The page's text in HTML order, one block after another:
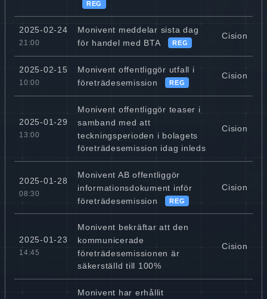
REG
2025-02-24
21:00
Monivent meddelar sista dag
för handel med BTA
REG
Cision
2025-02-15
10:00
Monivent offentliggör utfall i
företrädesemission
REG
Cision
2025-01-29
13:00
Monivent offentliggör teaser i
samband med att
teckningsperioden i bolagets
företrädesemission idag inleds
Cision
2025-01-28
08:30
Monivent AB offentliggör
informationsdokument inför
företrädesemission
REG
Cision
2025-01-23
14:45
Monivent bekräftar att den
kommunicerade
företrädesemissionen är
säkerställd till 100%
Cision
Monivent har erhållit